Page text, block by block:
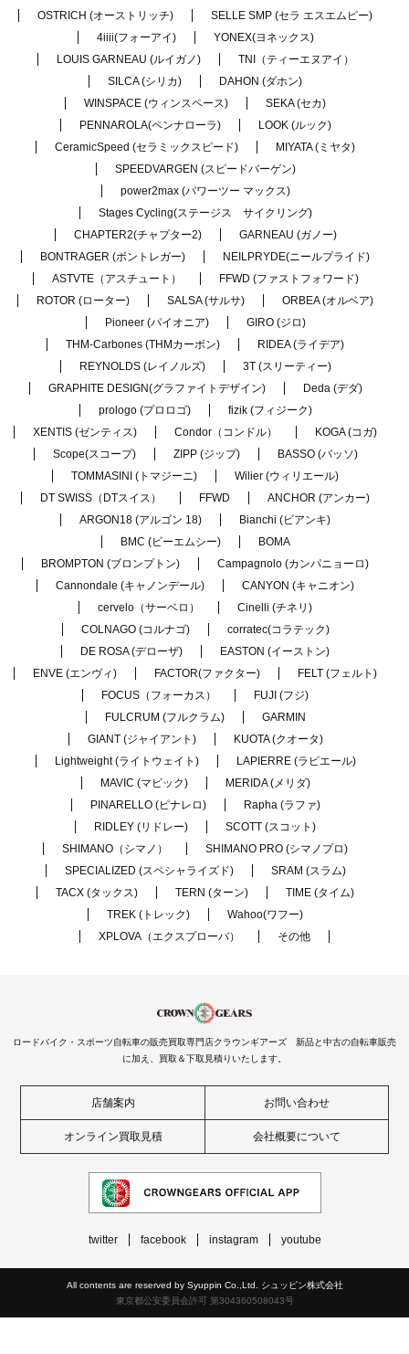
OSTRICH (オーストリッチ)
SELLE SMP (セラ エスエムピー)
4iiii(フォーアイ)
YONEX(ヨネックス)
LOUIS GARNEAU (ルイガノ)
TNI（ティーエヌアイ）
SILCA (シリカ)
DAHON (ダホン)
WINSPACE (ウィンスペース)
SEKA (セカ)
PENNAROLA(ペンナローラ)
LOOK (ルック)
CeramicSpeed (セラミックスピード)
MIYATA (ミヤタ)
SPEEDVARGEN (スピードバーゲン)
power2max (パワーツー マックス)
Stages Cycling(ステージス サイクリング)
CHAPTER2(チャプター2)
GARNEAU (ガノー)
BONTRAGER (ボントレガー)
NEILPRYDE(ニールプライド)
ASTVTE（アスチュート）
FFWD (ファストフォワード)
ROTOR (ローター)
SALSA (サルサ)
ORBEA (オルベア)
Pioneer (パイオニア)
GIRO (ジロ)
THM-Carbones (THMカーボン)
RIDEA (ライデア)
REYNOLDS (レイノルズ)
3T (スリーティー)
GRAPHITE DESIGN(グラファイトデザイン)
Deda (デダ)
prologo (プロロゴ)
fizik (フィジーク)
XENTIS (ゼンティス)
Condor（コンドル）
KOGA (コガ)
Scope(スコープ)
ZIPP (ジップ)
BASSO (バッソ)
TOMMASINI (トマジーニ)
Wilier (ウィリエール)
DT SWISS（DTスイス）
FFWD
ANCHOR (アンカー)
ARGON18 (アルゴン 18)
Bianchi (ビアンキ)
BMC (ビーエムシー)
BOMA
BROMPTON (ブロンプトン)
Campagnolo (カンパニョーロ)
Cannondale (キャノンデール)
CANYON (キャニオン)
cervelo（サーベロ）
Cinelli (チネリ)
COLNAGO (コルナゴ)
corratec(コラテック)
DE ROSA (デローザ)
EASTON (イーストン)
ENVE (エンヴィ)
FACTOR(ファクター)
FELT (フェルト)
FOCUS（フォーカス）
FUJI (フジ)
FULCRUM (フルクラム)
GARMIN
GIANT (ジャイアント)
KUOTA (クオータ)
Lightweight (ライトウェイト)
LAPIERRE (ラピエール)
MAVIC (マビック)
MERIDA (メリダ)
PINARELLO (ピナレロ)
Rapha (ラファ)
RIDLEY (リドレー)
SCOTT (スコット)
SHIMANO（シマノ）
SHIMANO PRO (シマノプロ)
SPECIALIZED (スペシャライズド)
SRAM (スラム)
TACX (タックス)
TERN (ターン)
TIME (タイム)
TREK (トレック)
Wahoo(ワフー)
XPLOVA（エクスプローバ）
その他
ロードバイク・スポーツ自転車の販売買取専門店クラウンギアーズ 新品と中古の自転車販売
に加え、買取＆下取見積りいたします。
店舗案内 お問い合わせ
オンライン買取見積 会社概要について
twitter facebook instagram youtube
All contents are reserved by Syuppin Co.,Ltd. シュッピン株式会社
東京都公安委員会許可 第304360508043号